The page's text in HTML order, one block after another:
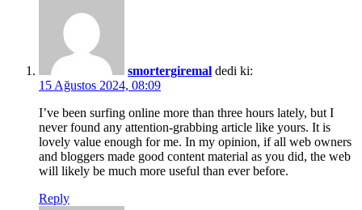
navigation
smortergiremal dedi ki:
15 Ağustos 2024, 08:09
I’ve been surfing online more than three hours lately, but I
never found any attention-grabbing article like yours. It is
lovely value enough for me. In my opinion, if all web owners
and bloggers made good content material as you did, the web
will likely be much more useful than ever before.
Reply